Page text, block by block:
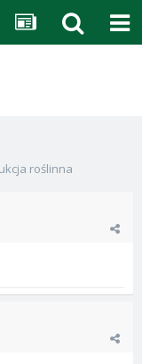
roślinna